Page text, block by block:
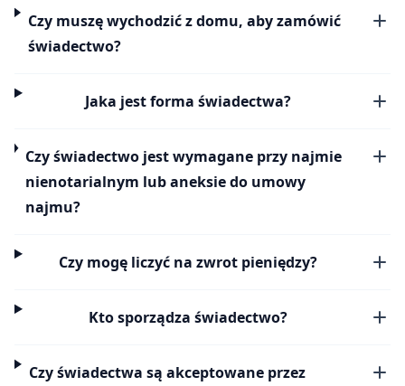
Czy muszę wychodzić z domu, aby zamówić
świadectwo?
Jaka jest forma świadectwa?
Czy świadectwo jest wymagane przy najmie
nienotarialnym lub aneksie do umowy
najmu?
Czy mogę liczyć na zwrot pieniędzy?
Kto sporządza świadectwo?
Czy świadectwa są akceptowane przez